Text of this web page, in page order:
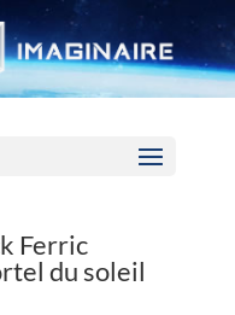
Ferric
du soleil